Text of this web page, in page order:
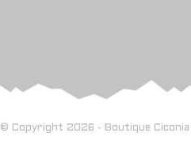
© Copyright 2026 - Boutique Ciconia |